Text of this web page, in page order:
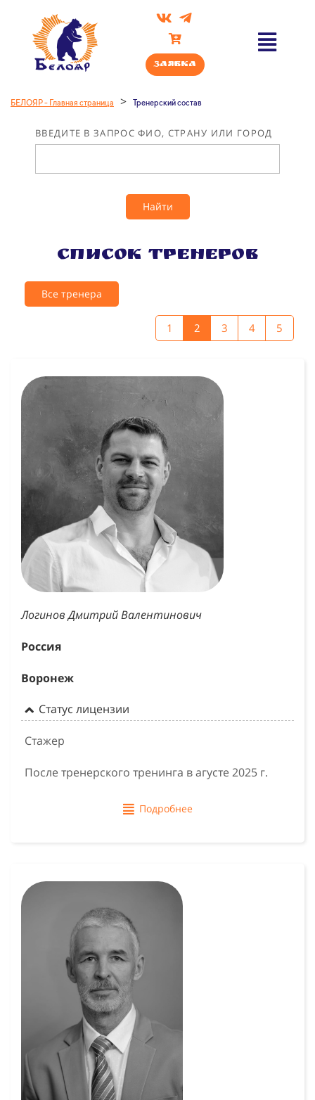
Заявка
БЕЛОЯР - Главная страница > Тренерский состав
ВВЕДИТЕ В ЗАПРОС ФИО, СТРАНУ ИЛИ ГОРОД
Найти
Список тренеров
Все тренера
1 2 3 4 5
Логинов Дмитрий Валентинович
Россия
Воронеж
Статус лицензии
Стажер
После тренерского тренинга в агусте 2025 г.
Подробнее